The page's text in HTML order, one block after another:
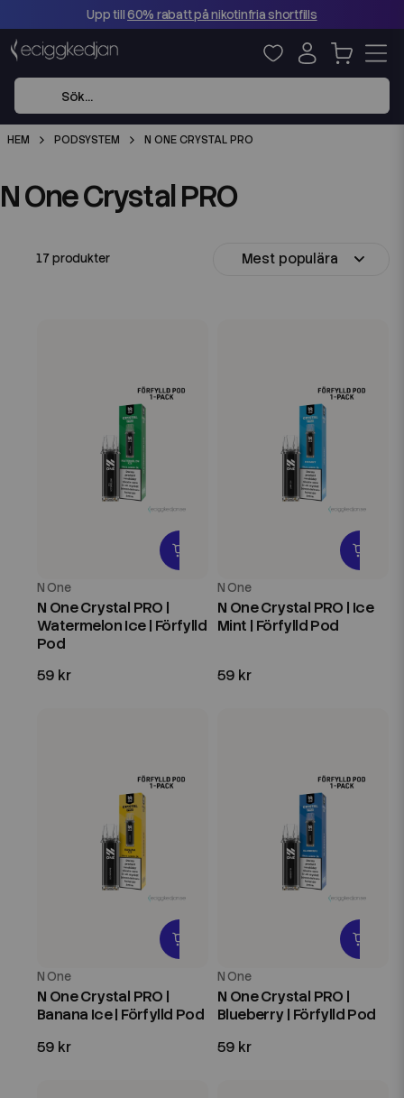
Upp till60% rabatt på nikotinfria shortfills
HEM PODSYSTEM N ONE CRYSTAL PRO
N One Crystal PRO
17 produkter Mest populära
N One
N One Crystal PRO |
Watermelon Ice | Förfylld
Pod
59 kr
N One
N One Crystal PRO | Ice
Mint | Förfylld Pod
59 kr
N One
N One Crystal PRO |
Banana Ice | Förfylld Pod
59 kr
N One
N One Crystal PRO |
Blueberry | Förfylld Pod
59 kr